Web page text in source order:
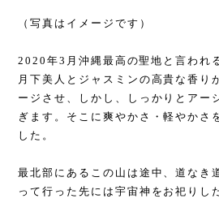
（写真はイメージです）
2020年3月沖縄最高の聖地と言われ
月下美人とジャスミンの高貴な香り
ージさせ、しかし、しっかりとアー
ぎます。そこに爽やかさ・軽やかさ
した。
最北部にあるこの山は途中、道なき
って行った先には宇宙神をお祀りし